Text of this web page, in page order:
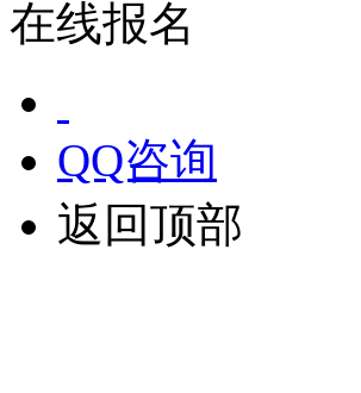
在线报名
QQ咨询
返回顶部